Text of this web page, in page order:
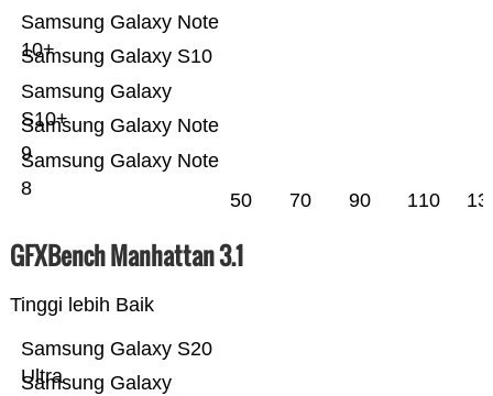
Samsung Galaxy Note
8
Samsung Galaxy Note
9
Samsung Galaxy
S10+
Samsung Galaxy S10
Samsung Galaxy Note
10+
50 70 90 110
GFXBench Manhattan 3.1
Tinggi lebih Baik
Samsung Galaxy
Samsung Galaxy S20
Ultra